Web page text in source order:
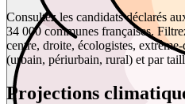
Consultez les candidats déclarés
34 000 communes françaises.
centre, droite, écologistes,
(urbain, périurbain, rural) et par
Projections